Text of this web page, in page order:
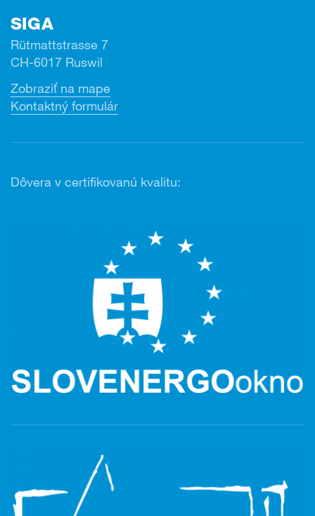
SIGA
Rütmattstrasse 7
CH-6017 Ruswil
Zobraziť na mape
Kontaktný formulár
Dôvera v certifikovanú kvalitu: